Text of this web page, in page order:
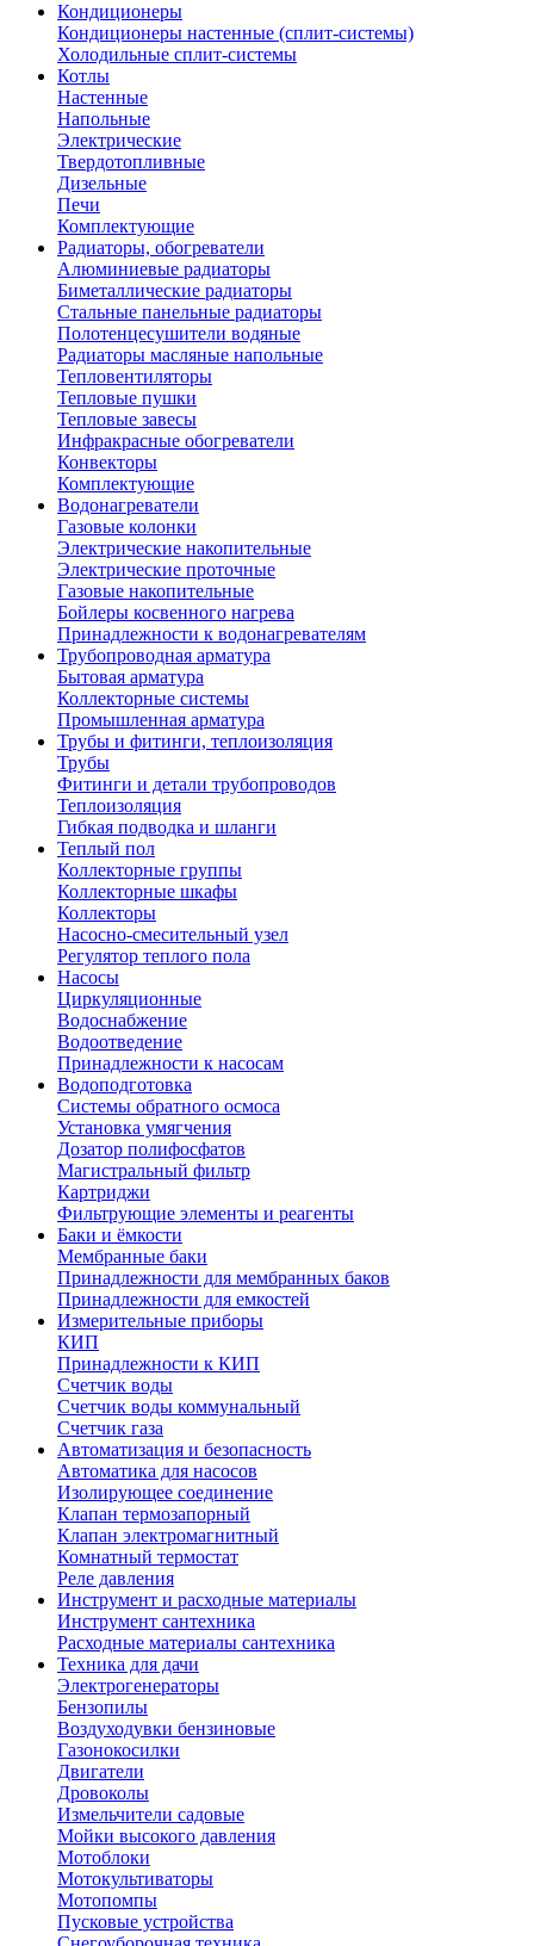
Кондиционеры
Кондиционеры настенные (сплит-системы)
Холодильные сплит-системы
Котлы
Настенные
Напольные
Электрические
Твердотопливные
Дизельные
Печи
Комплектующие
Радиаторы, обогреватели
Алюминиевые радиаторы
Биметаллические радиаторы
Стальные панельные радиаторы
Полотенцесушители водяные
Радиаторы масляные напольные
Тепловентиляторы
Тепловые пушки
Тепловые завесы
Инфракрасные обогреватели
Конвекторы
Комплектующие
Водонагреватели
Газовые колонки
Электрические накопительные
Электрические проточные
Газовые накопительные
Бойлеры косвенного нагрева
Принадлежности к водонагревателям
Трубопроводная арматура
Бытовая арматура
Коллекторные системы
Промышленная арматура
Трубы и фитинги, теплоизоляция
Трубы
Фитинги и детали трубопроводов
Теплоизоляция
Гибкая подводка и шланги
Теплый пол
Коллекторные группы
Коллекторные шкафы
Коллекторы
Насосно-смесительный узел
Регулятор теплого пола
Насосы
Циркуляционные
Водоснабжение
Водоотведение
Принадлежности к насосам
Водоподготовка
Системы обратного осмоса
Установка умягчения
Дозатор полифосфатов
Магистральный фильтр
Картриджи
Фильтрующие элементы и реагенты
Баки и ёмкости
Мембранные баки
Принадлежности для мембранных баков
Принадлежности для емкостей
Измерительные приборы
КИП
Принадлежности к КИП
Счетчик воды
Счетчик воды коммунальный
Счетчик газа
Автоматизация и безопасность
Автоматика для насосов
Изолирующее соединение
Клапан термозапорный
Клапан электромагнитный
Комнатный термостат
Реле давления
Инструмент и расходные материалы
Инструмент сантехника
Расходные материалы сантехника
Техника для дачи
Электрогенераторы
Бензопилы
Воздуходувки бензиновые
Газонокосилки
Двигатели
Дровоколы
Измельчители садовые
Мойки высокого давления
Мотоблоки
Мотокультиваторы
Мотопомпы
Пусковые устройства